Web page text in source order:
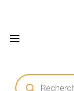
Recherche
de